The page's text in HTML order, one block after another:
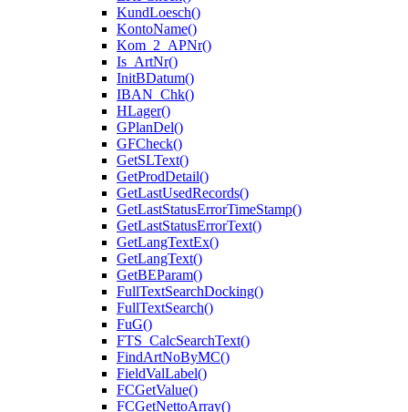
KundLoesch()
KontoName()
Kom_2_APNr()
Is_ArtNr()
InitBDatum()
IBAN_Chk()
HLager()
GPlanDel()
GFCheck()
GetSLText()
GetProdDetail()
GetLastUsedRecords()
GetLastStatusErrorTimeStamp()
GetLastStatusErrorText()
GetLangTextEx()
GetLangText()
GetBEParam()
FullTextSearchDocking()
FullTextSearch()
FuG()
FTS_CalcSearchText()
FindArtNoByMC()
FieldValLabel()
FCGetValue()
FCGetNettoArray()